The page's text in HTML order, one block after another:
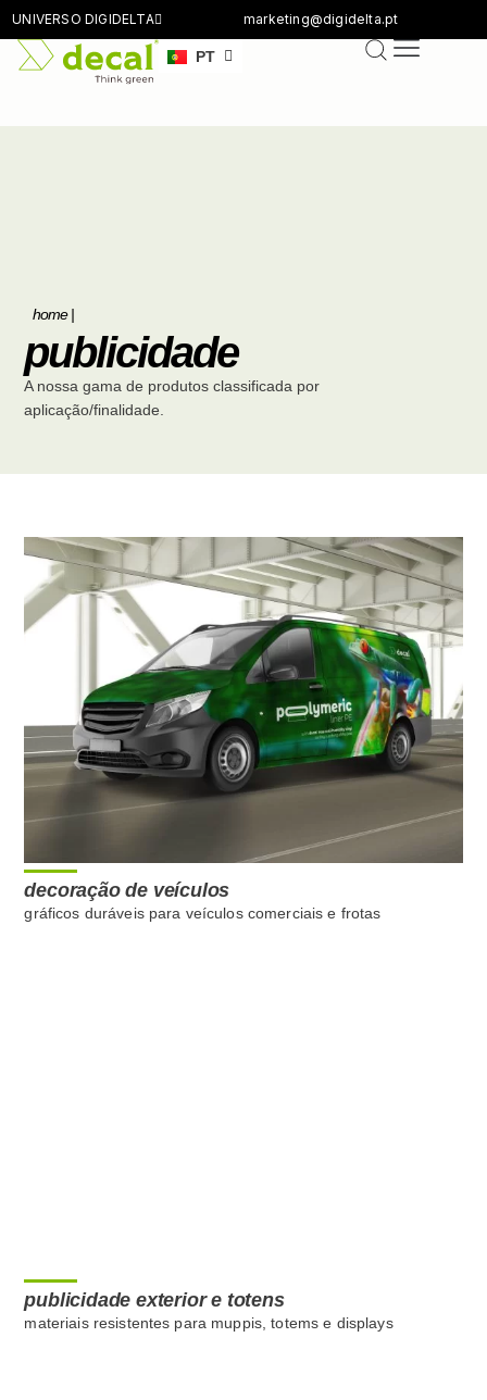
marketing@digidelta.pt
UNIVERSO DIGIDELTA
PT
DE
home|
publicidade
A nossa gama de produtos classificada por
aplicação/finalidade.
decoração de veículos
gráficos duráveis para veículos comerciais e frotas
publicidade exterior e totens
materiais resistentes para muppis, totems e displays